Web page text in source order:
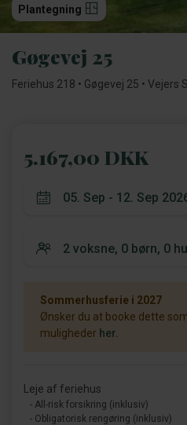
Plantegning
Gøgevej 25
Feriehus 218 • Gøgevej 25 • Vejers
5.167,00 DKK
Sommerhusferie i 2027
Ønsker du at booke dette
muligheder her.
Leje af feriehus
- All-risk forsikring (inklusiv)
- Obligatorisk rengøring (inklusiv)